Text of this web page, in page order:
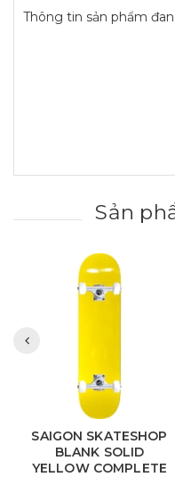
Thông tin sản phẩm
Sản
SAIGON SKATESHOP
BLANK SOLID RED
COMPLETE